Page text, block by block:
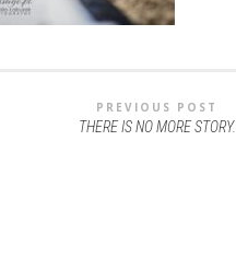
PREVIOUS POST
THERE IS NO MORE STORY.